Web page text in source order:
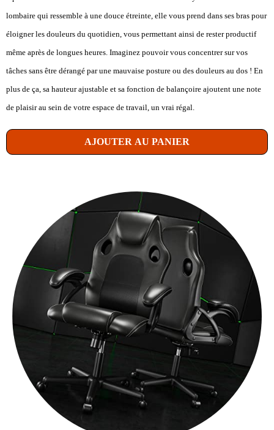
lombaire qui ressemble à une douce étreinte, elle vous prend dans ses bras pour
éloigner les douleurs du quotidien, vous permettant ainsi de rester productif
même après de longues heures. Imaginez pouvoir vous concentrer sur vos
tâches sans être dérangé par une mauvaise posture ou des douleurs au dos ! En
plus de ça, sa hauteur ajustable et sa fonction de balançoire ajoutent une note
de plaisir au sein de votre espace de travail, un vrai régal.
AJOUTER AU PANIER